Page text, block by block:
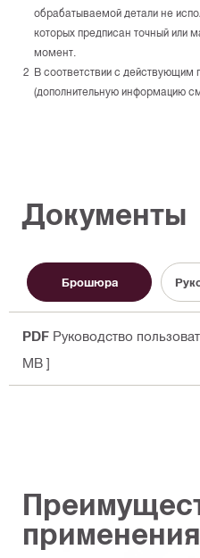
обрабатываемой детали не
которых предписан точный или
момент.
В соответствии с действующим
(дополнительную информацию
Документы
Брошюра
PDF Руководство
MB ]
применения